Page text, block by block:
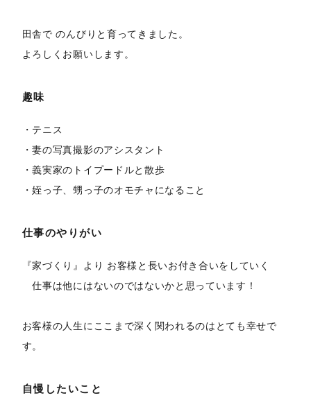
田舎で のんびりと育ってきました。
よろしくお願いします。
趣味
・テニス
・妻の写真撮影のアシスタント
・義実家のトイプードルと散歩
・姪っ子、甥っ子のオモチャになること
仕事のやりがい
『家づくり』より お客様と長いお付き合いをしていく
仕事は他にはないのではないかと思っています！
お客様の人生にここまで深く関われるのはとても幸せで
す。
自慢したいこと